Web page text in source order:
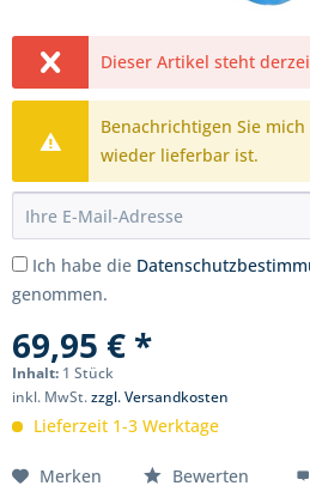
Dieser Artikel steht
Benachrichtigen Sie
wieder lieferbar ist.
Ich habe die
genommen.
69,95 € *
Inhalt: 1 Stück
inkl. MwSt.zzgl. Versandkosten
Lieferzeit 1-3 Werktage
Merken Bewerten